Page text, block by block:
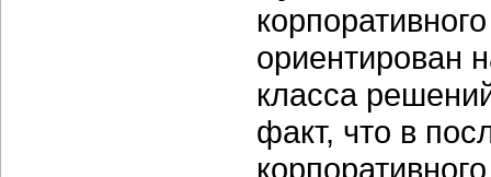
ориентирован
класса
факт, что в